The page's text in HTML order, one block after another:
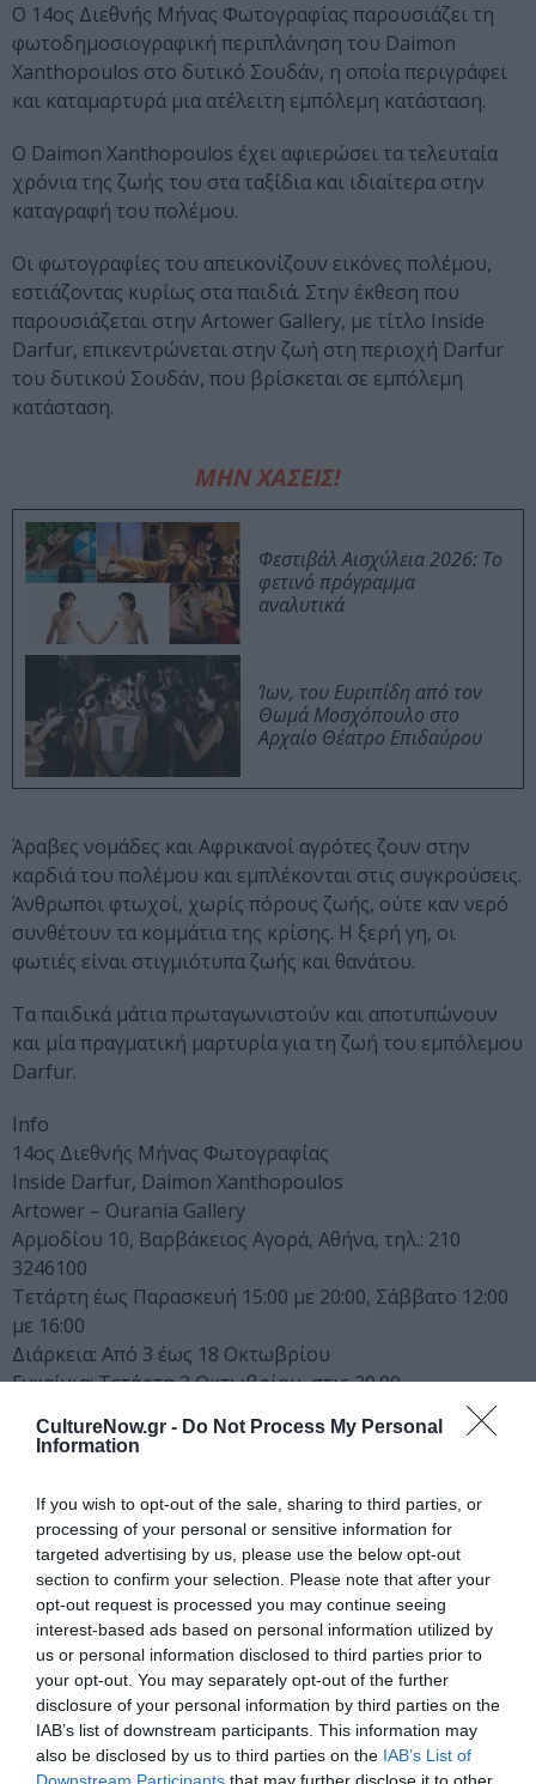
CultureNow.gr - Do Not Process My Personal
Information
If you wish to opt-out of the sale, sharing to third parties, or
processing of your personal or sensitive information for
targeted advertising by us, please use the below opt-out
section to confirm your selection. Please note that after your
opt-out request is processed you may continue seeing
interest-based ads based on personal information utilized by
us or personal information disclosed to third parties prior to
your opt-out. You may separately opt-out of the further
disclosure of your personal information by third parties on the
IAB’s list of downstream participants. This information may
also be disclosed by us to third parties on the IAB’s List of
Downstream Participants that may further disclose it to other
Ο 14ος Διεθνής Μήνας Φωτογραφίας παρουσιάζει τη
φωτοδημοσιογραφική περιπλάνηση του Daimon
Xanthopoulos στο δυτικό Σουδάν, η οποία περιγράφει
και καταμαρτυρά μια ατέλειτη εμπόλεμη κατάσταση.
Ο Daimon Xanthopoulos έχει αφιερώσει τα τελευταία
χρόνια της ζωής του στα ταξίδια και ιδιαίτερα στην
καταγραφή του πολέμου.
Οι φωτογραφίες του απεικονίζουν εικόνες πολέμου,
εστιάζοντας κυρίως στα παιδιά. Στην έκθεση που
παρουσιάζεται στην Artower Gallery, με τίτλο Inside
Darfur, επικεντρώνεται στην ζωή στη περιοχή Darfur
του δυτικού Σουδάν, που βρίσκεται σε εμπόλεμη
κατάσταση.
ΜΗΝ ΧΑΣΕΙΣ!
Φεστιβάλ Αισχύλεια 2026: Το
φετινό πρόγραμμα
αναλυτικά
Ίων, του Ευριπίδη από τον
Θωμά Μοσχόπουλο στο
Αρχαίο Θέατρο Επιδαύρου
Άραβες νομάδες και Αφρικανοί αγρότες ζουν στην
καρδιά του πολέμου και εμπλέκονται στις συγκρούσεις.
Άνθρωποι φτωχοί, χωρίς πόρους ζωής, ούτε καν νερό
συνθέτουν τα κομμάτια της κρίσης. Η ξερή γη, οι
φωτιές είναι στιγμιότυπα ζωής και θανάτου.
Τα παιδικά μάτια πρωταγωνιστούν και αποτυπώνουν
και μία πραγματική μαρτυρία για τη ζωή του εμπόλεμου
Darfur.
Info
14ος Διεθνής Μήνας Φωτογραφίας
Inside Darfur, Daimon Xanthopoulos
Artower – Ourania Gallery
Αρμοδίου 10, Βαρβάκειος Αγορά, Αθήνα, τηλ.: 210
3246100
Tετάρτη έως Παρασκευή 15:00 με 20:00, Σάββατο 12:00
με 16:00
Διάρκεια: Από 3 έως 18 Οκτωβρίου
Εγκαίνια: Τετάρτη 3 Οκτωβρίου, στις 20.00
μάθετε πρώτοι όλες τις ειδήσεις
Δείτε όλα τατελευταία νέαγια την Τέχνη και τον
Πολιτισμό στοCulturenow.gr
Νέοι Διαγωνισμοί❯
Newsletter
Κάθε βδομάδα στο e-mail σας τα τελευταία νέα για
την Τέχνη και τον Πολιτισμό!